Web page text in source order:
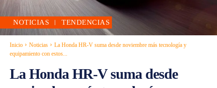
NOTICIAS TENDENCIAS
Inicio Noticias
La Honda HR-V suma desde noviembre más tecnología y
equipamiento con estos...
La Honda HR-V suma desde